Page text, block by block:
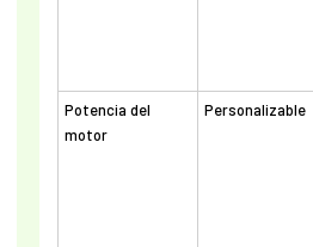
Potencia del
motor
Personalizable